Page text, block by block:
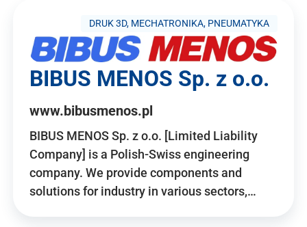
DRUK 3D, MECHATRONIKA, PNEUMATYKA
BIBUS MENOS Sp. z o.o.
www.bibusmenos.pl
BIBUS MENOS Sp. z o.o. [Limited Liability
Company] is a Polish-Swiss engineering
company. We provide components and
solutions for industry in various sectors,…